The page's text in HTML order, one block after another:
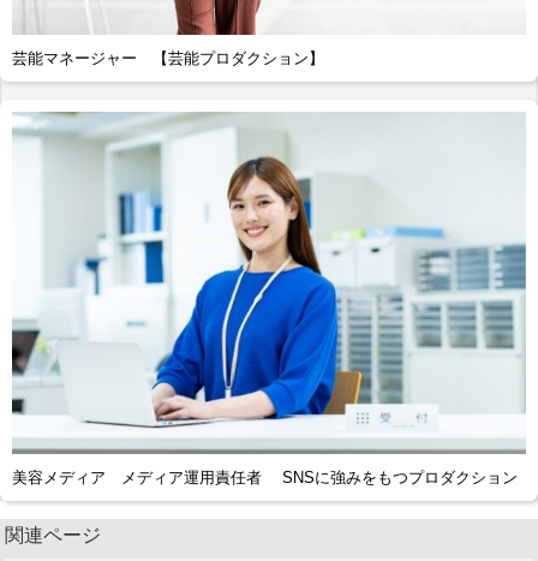
芸能マネージャー 【芸能プロダクション】
美容メディア メディア運用責任者 SNSに強みをもつプロダクション
関連ページ